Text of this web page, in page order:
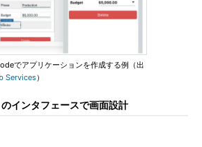
でアプリケーションを作成する例（出
Services）
のインタフェースで画面設計